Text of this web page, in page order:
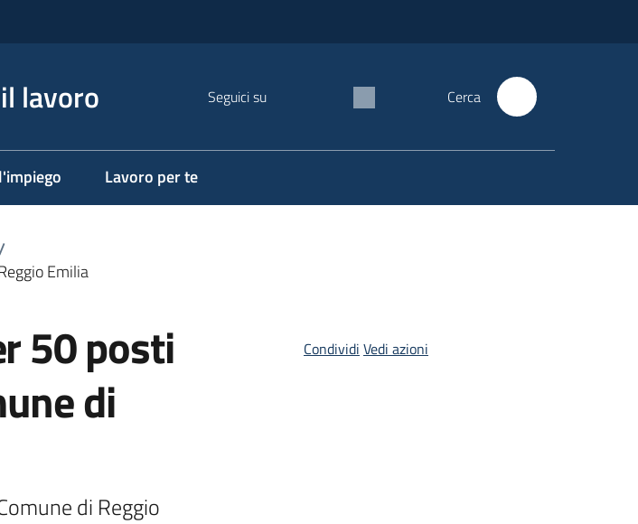
lavoro Seguici su Cerca
Lavoro per te
Emilia
50 posti
di
di Reggio
Condividi Vedi azioni